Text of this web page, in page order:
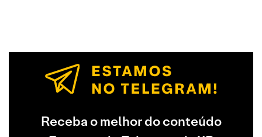
Receba o melhor do conteúdo